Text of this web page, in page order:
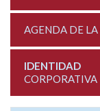
AGENDA DE LA
IDENTIDAD
CORPORATIVA